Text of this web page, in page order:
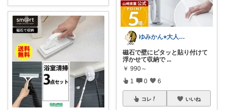
ゆみかん⭐︎大人の暮らし研究室
磁石で壁にピタッと貼り付けて
浮かせて収納で ...
￥ 990～
1 0 6
コレ いいね